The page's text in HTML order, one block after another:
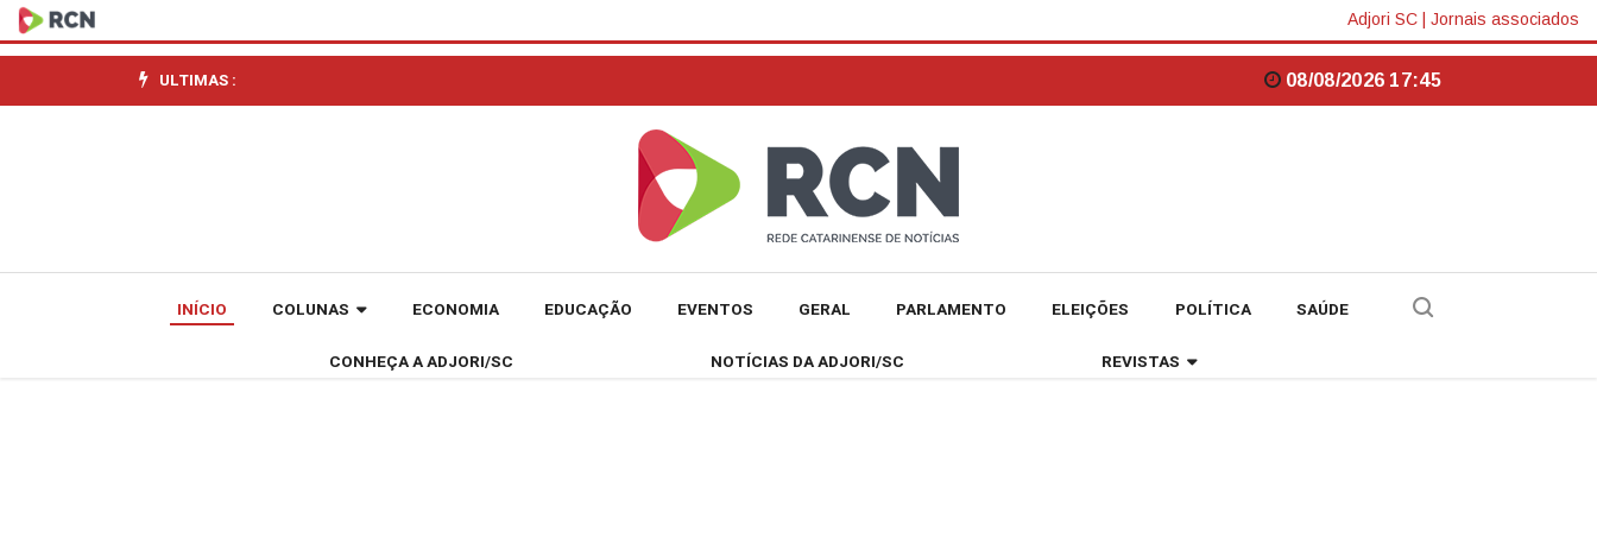
Equipes
do
Corpo
Militar
Adjori SC Jornais associados
ULTIMAS : 08/08/2026 17:45
INÍCIO COLUNAS ECONOMIA EDUCAÇÃO EVENTOS GERAL PARLAMENTO ELEIÇÕES POLÍTICA SAÚDE
CONHEÇA A ADJORI/SC NOTÍCIAS DA ADJORI/SC REVISTAS